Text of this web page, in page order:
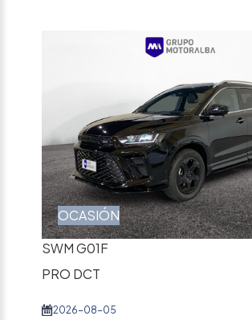
OCASIÓN
SWM G01F
PRO DCT
2026-08-05